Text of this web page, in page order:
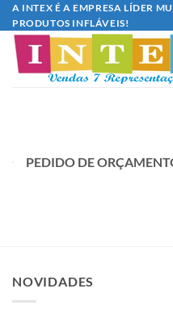
Skip
to
content
A INTEX É A EMPRESA LÍDER
PRODUTOS INFLÁVEIS!
PEDIDO DE
NOVIDADES